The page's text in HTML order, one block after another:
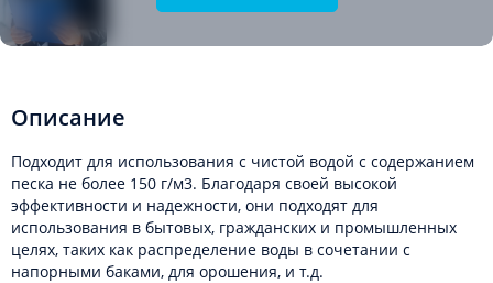
Описание
Подходит для использования с чистой водой с содержанием
песка не более 150 г/м3. Благодаря своей высокой
эффективности и надежности, они подходят для
использования в бытовых, гражданских и промышленных
целях, таких как распределение воды в сочетании с
напорными баками, для орошения, и т.д.